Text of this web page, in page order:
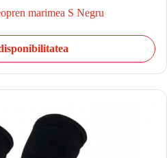
marimea S Negru